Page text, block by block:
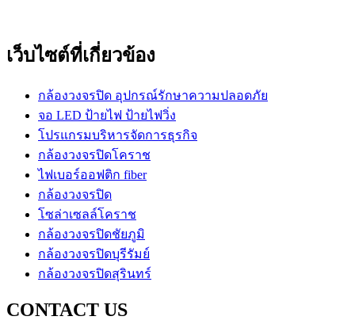
เว็บไซต์ที่เกี่ยวข้อง
กล้องวงจรปิด อุปกรณ์รักษาความปลอดภัย
จอ LED ป้ายไฟ ป้ายไฟวิ่ง
โปรแกรมบริหารจัดการธุรกิจ
กล้องวงจรปิดโคราช
ไฟเบอร์ออฟติก fiber
กล้องวงจรปิด
โซล่าเซลล์โคราช
กล้องวงจรปิดชัยภูมิ
กล้องวงจรปิดบุรีรัมย์
กล้องวงจรปิดสุรินทร์
CONTACT US